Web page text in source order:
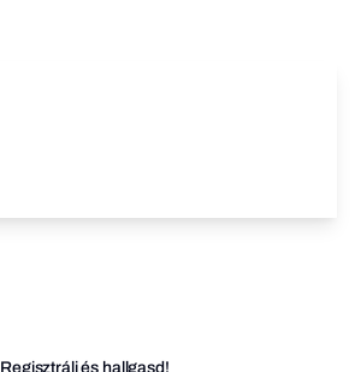
Regisztrálj és hallgasd!